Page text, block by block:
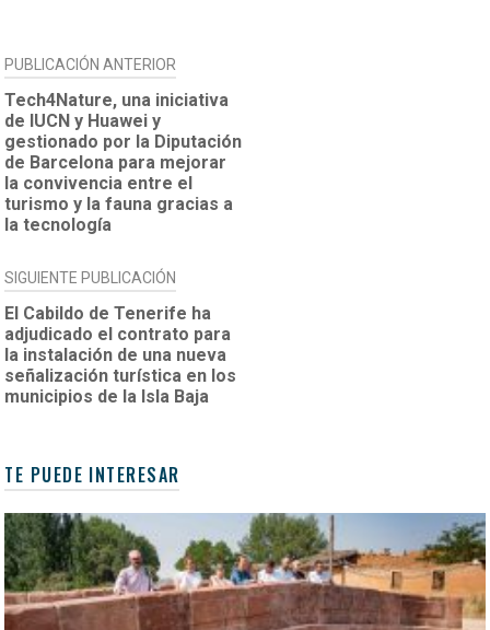
NAVEGACIÓN
DE
ENTRADAS
PUBLICACIÓN ANTERIOR
Tech4Nature, una iniciativa
de IUCN y Huawei y
gestionado por la Diputación
de Barcelona para mejorar
la convivencia entre el
turismo y la fauna gracias a
la tecnología
SIGUIENTE PUBLICACIÓN
El Cabildo de Tenerife ha
adjudicado el contrato para
la instalación de una nueva
señalización turística en los
municipios de la Isla Baja
TE PUEDE INTERESAR